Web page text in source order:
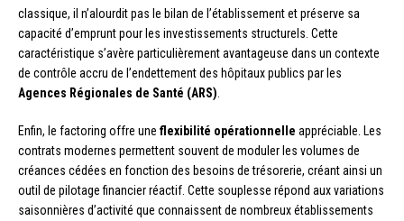
classique, il n’alourdit pas le bilan de l’établissement et préserve sa
capacité d’emprunt pour les investissements structurels. Cette
caractéristique s’avère particulièrement avantageuse dans un contexte
de contrôle accru de l’endettement des hôpitaux publics par les
Agences Régionales de Santé (ARS)
Enfin, le factoring offre une flexibilité opérationnelle appréciable. Les
contrats modernes permettent souvent de moduler les volumes de
créances cédées en fonction des besoins de trésorerie, créant ainsi un
outil de pilotage financier réactif. Cette souplesse répond aux variations
saisonnières d’activité que connaissent de nombreux établissements